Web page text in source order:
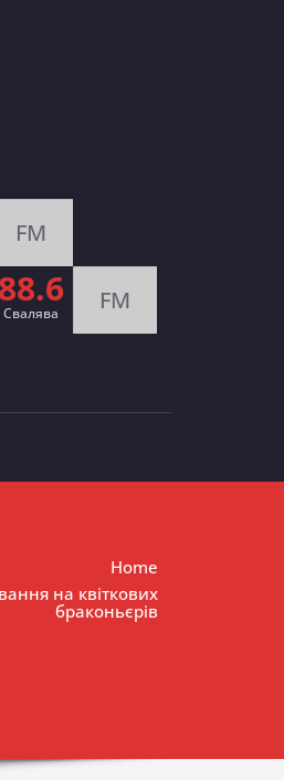
FM
88.6
Cвалява FM
Home
на квіткових
браконьєрів